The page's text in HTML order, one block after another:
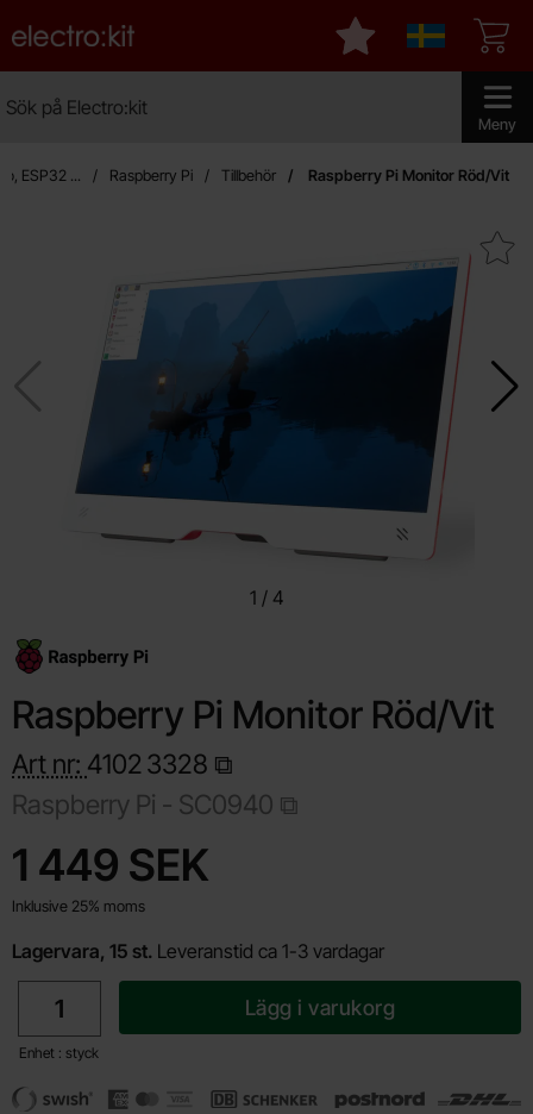
Meny
Startsidan för Electro:kit
Sverige
Mina favoriter
ESP32 ... Raspberry Pi Tillbehör Raspberry Pi Monitor Röd/Vit
Makera raspberry Pi
1 / 4
Raspberry Pi Monitor Röd/Vit
Art nr: 4102 3328
Raspberry Pi - SC0940
pris
1 449 SEK
Inklusive 25% moms
Lagervara, 15 st. Leveranstid ca 1-3 vardagar
Enhet : styck
Lägg i varukorg